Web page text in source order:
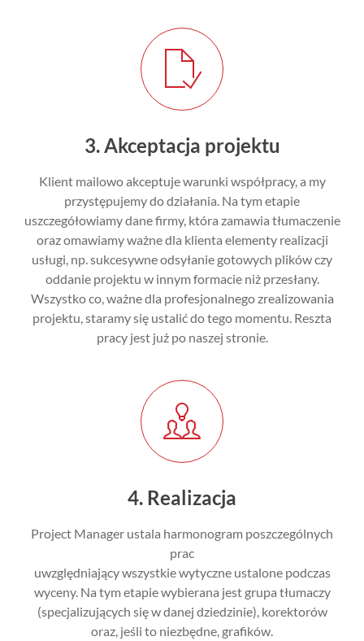
3. Akceptacja projektu
Klient mailowo akceptuje warunki współpracy, a my
przystępujemy do działania. Na tym etapie
uszczegółowiamy dane firmy, która zamawia tłumaczenie
oraz omawiamy ważne dla klienta elementy realizacji
usługi, np. sukcesywne odsyłanie gotowych plików czy
oddanie projektu w innym formacie niż przesłany.
Wszystko co, ważne dla profesjonalnego zrealizowania
projektu, staramysię ustalić do tego momentu. Reszta
pracy jest już po naszej stronie.
4. Realizacja
Project Manager ustala harmonogram poszczególnych
prac
uwzględniający wszystkie wytyczne ustalone podczas
wyceny. Na tym etapie wybierana jest grupa tłumaczy
(specjalizujących się w danej dziedzinie), korektorów
oraz, jeśli to niezbędne, grafików.